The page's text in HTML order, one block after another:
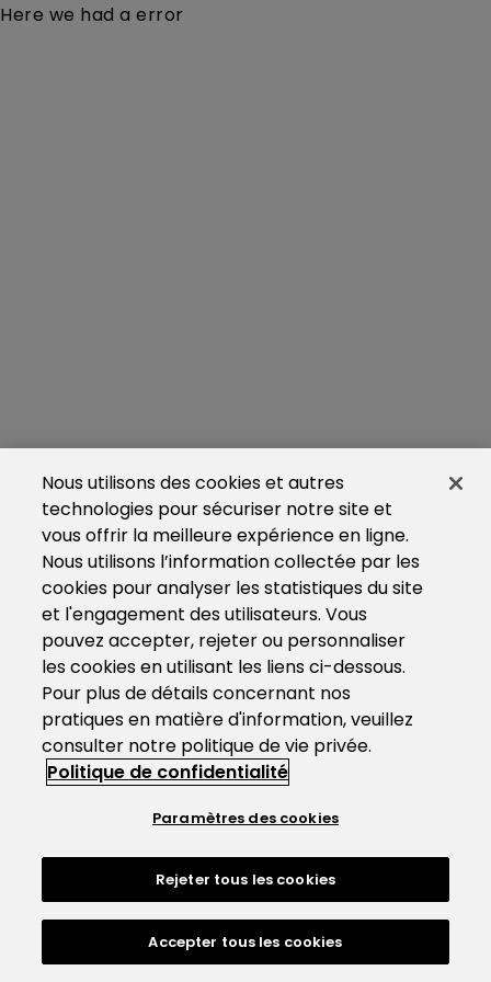
Here we had a error
Nous utilisons des cookies et autres
technologies pour sécuriser notre site et
vous offrir la meilleure expérience en ligne.
Nous utilisons l’information collectée par les
cookies pour analyser les statistiques du site
et l'engagement des utilisateurs. Vous
pouvez accepter, rejeter ou personnaliser
les cookies en utilisant les liens ci-dessous.
Pour plus de détails concernant nos
pratiques en matière d'information, veuillez
consulter notre politique de vie privée.
Politique de confidentialité
Paramètres des cookies
Rejeter tous les cookies
Accepter tous les cookies